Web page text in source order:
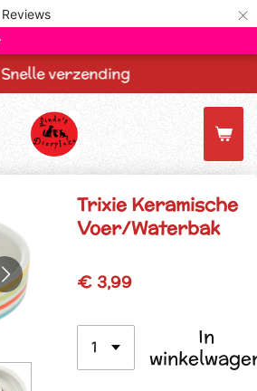
Reviews ×
Snelle verzending
Trixie Keramische
Voer/Waterbak
€ 3,99
In